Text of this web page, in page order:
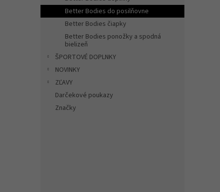
Better Bodies do posilňovne
Better Bodies čiapky
Better Bodies ponožky a spodná
bielizeň
ŠPORTOVÉ DOPLNKY
NOVINKY
ZĽAVY
Darčekové poukazy
Značky